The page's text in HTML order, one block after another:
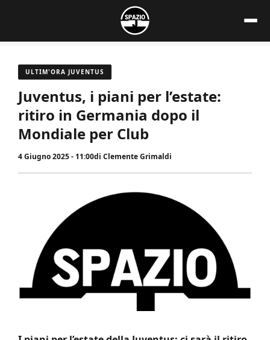
contenuto
ULTIM'ORA JUVENTUS
Juventus, i piani per l’estate:
ritiro in Germania dopo il
Mondiale per Club
4 Giugno 2025 - 11:00di Clemente Grimaldi